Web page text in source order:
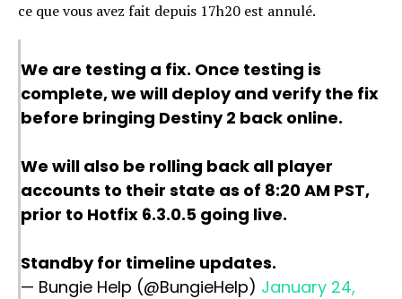
ce que vous avez fait depuis 17h20 est annulé.
We are testing a fix. Once testing is
complete, we will deploy and verify the fix
before bringing Destiny 2 back online.
We will also be rolling back all player
accounts to their state as of 8:20 AM PST,
prior to Hotfix 6.3.0.5 going live.
Standby for timeline updates.
— Bungie Help (@BungieHelp) January 24,